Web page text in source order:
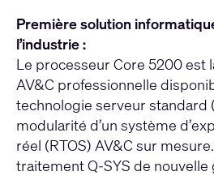
Première solution
l’industrie :
Le processeur Core 5200 est
AV&C professionnelle
technologie serveur standard
modularité d’un système
réel (RTOS) AV&C sur
traitement Q-SYS de nouvelle